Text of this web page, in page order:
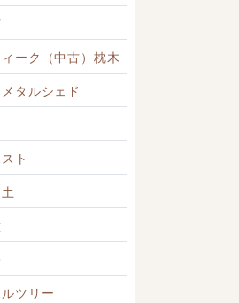
ーク（中古）枕木
タルシェド
ト
ツリー